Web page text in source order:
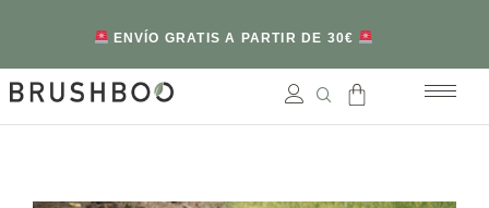
ENVÍO GRATIS A PARTIR DE 30€